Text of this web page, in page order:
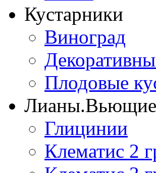
Кустарники
Виноград
Плодовые
Глицинии
Клематис 2